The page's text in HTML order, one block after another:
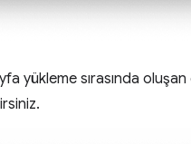
yükleme sırasında